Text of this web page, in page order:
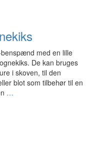
med en lille
De kan bruges
i skoven, til den
blot som tilbehør til en
…